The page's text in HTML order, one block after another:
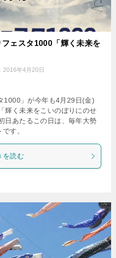
ェスタ1000「輝く未来を
2016年4月20日
1000」が今年も4月29日(金)
輝く未来をこいのぼりにのせ
日あたるこの日は、毎年大勢
す。
を読む